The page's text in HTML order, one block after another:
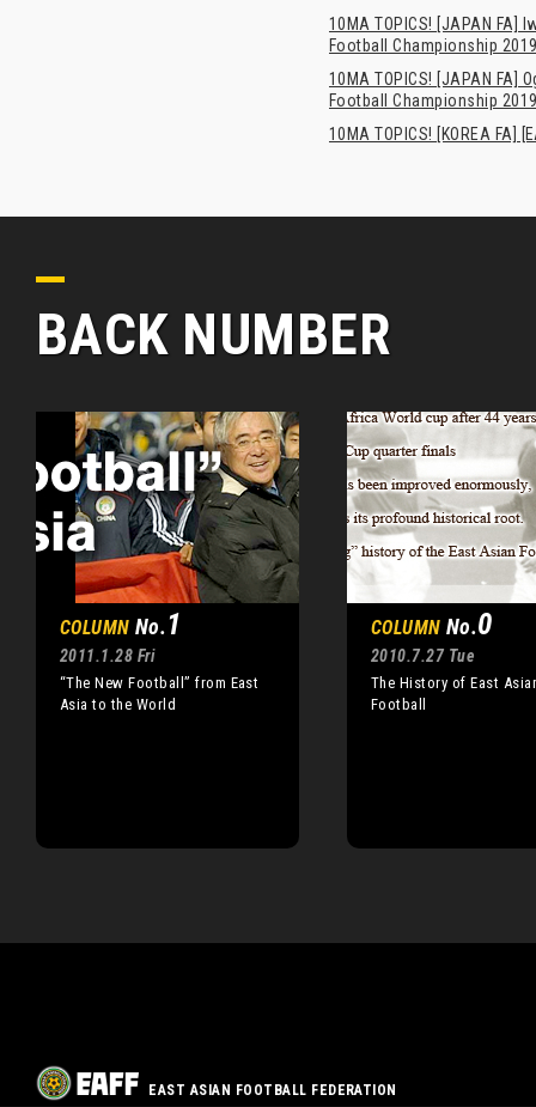
10MA TOPICS! [JAPAN
Football Championship
10MA TOPICS! [JAPAN FA]
Football Championship
10MA TOPICS! [KOREA
BACK NUMBER
COLUMN No.1
2011.1.28 Fri
“The New Football” from East
Asia to the World
COLUMN No.0
2010.7.27 Tue
The History of East
Football
EAST ASIAN FOOTBALL FEDERATION